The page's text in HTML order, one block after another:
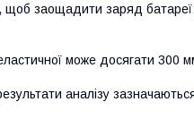
щоб заощадити заряд батареї;
може досягати 300
аналізу зазначаються